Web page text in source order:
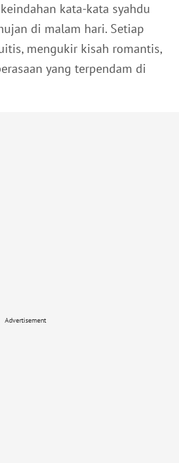
kata-kata syahdu
di malam hari. Setiap
mengukir kisah romantis,
yang terpendam di
Advertisement